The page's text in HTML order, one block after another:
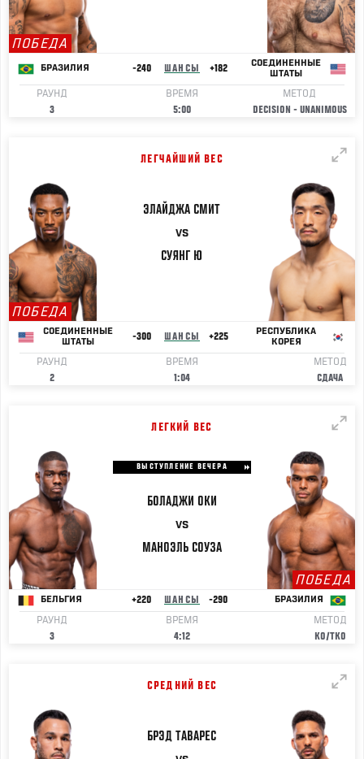
ПОБЕДА
БРАЗИЛИЯ -240 ШАНСЫ +182
СОЕДИНЕННЫЕ
ШТАТЫ
РАУНД
3
ВРЕМЯ
5:00
МЕТОД
DECISION - UNANIMOUS
ЛЕГЧАЙШИЙ ВЕС
ПОБЕДА
ЭЛАЙДЖА СМИТ
VS
СУЯНГ Ю
СОЕДИНЕННЫЕ
ШТАТЫ
-300 ШАНСЫ +225
РЕСПУБЛИКА
КОРЕЯ
РАУНД
2
ВРЕМЯ
1:04
МЕТОД
СДАЧА
ЛЕГКИЙ ВЕС
ВЫСТУПЛЕНИЕ ВЕЧЕРА
БОЛАДЖИ ОКИ
VS
МАНОЭЛЬ СОУЗА
ПОБЕДА
БЕЛЬГИЯ +220 ШАНСЫ -290 БРАЗИЛИЯ
РАУНД
3
ВРЕМЯ
4:12
МЕТОД
KO/TKO
СРЕДНИЙ ВЕС
БРЭД ТАВАРЕС